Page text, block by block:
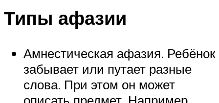
Типы афазии
Амнестическая афазия. Ребёнок
забывает или путает разные
слова. При этом он может